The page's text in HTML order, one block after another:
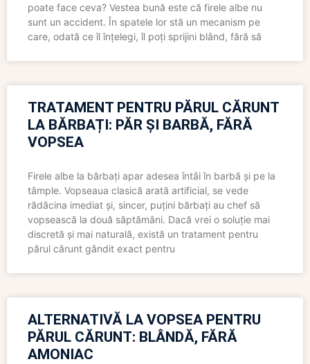
poate face ceva? Vestea bună este că firele albe nu
sunt un accident. În spatele lor stă un mecanism pe
care, odată ce îl înțelegi, îl poți sprijini blând, fără să
TRATAMENT PENTRU PĂRUL CĂRUNT
LA BĂRBAȚI: PĂR ȘI BARBĂ, FĂRĂ
VOPSEA
Firele albe la bărbați apar adesea întâi în barbă și pe la
tâmple. Vopseaua clasică arată artificial, se vede
rădăcina imediat și, sincer, puțini bărbați au chef să
vopsească la două săptămâni. Dacă vrei o soluție mai
discretă și mai naturală, există un tratament pentru
părul cărunt gândit exact pentru
ALTERNATIVĂ LA VOPSEA PENTRU
PĂRUL CĂRUNT: BLÂNDĂ, FĂRĂ
AMONIAC